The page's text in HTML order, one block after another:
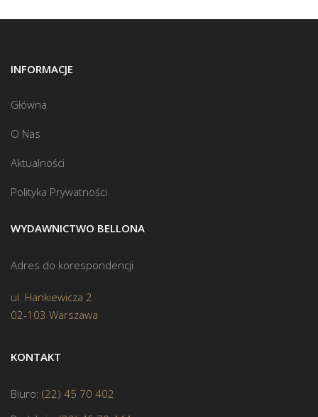
INFORMACJE
Główna
O Nas
Aktualności
Polityka Prywatności
WYDAWNICTWO BELLONA
Adres do korespondencji
ul. Hankiewicza 2
02-103 Warszawa
KONTAKT
Biuro: (22) 45 70 402